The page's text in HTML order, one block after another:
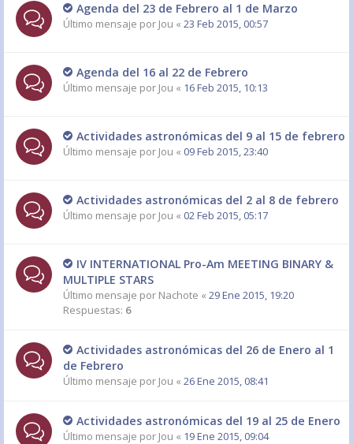
Agenda del 23 de Febrero al 1 de Marzo
Último mensaje por Jou « 23 Feb 2015, 00:57
Agenda del 16 al 22 de Febrero
Último mensaje por Jou « 16 Feb 2015, 10:13
Actividades astronómicas del 9 al 15 de febrero
Último mensaje por Jou « 09 Feb 2015, 23:40
Actividades astronómicas del 2 al 8 de febrero
Último mensaje por Jou « 02 Feb 2015, 05:17
IV INTERNATIONAL Pro-Am MEETING BINARY &
MULTIPLE STARS
Último mensaje por Nachote « 29 Ene 2015, 19:20
Respuestas: 6
Actividades astronómicas del 26 de Enero al 1
de Febrero
Último mensaje por Jou « 26 Ene 2015, 08:41
Actividades astronómicas del 19 al 25 de Enero
Último mensaje por Jou « 19 Ene 2015, 09:04